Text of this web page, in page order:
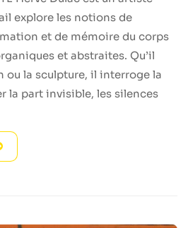
explore les notions de
et de mémoire du corps
et abstraites. Qu’il
ou la sculpture, il interroge la
la part invisible, les silences